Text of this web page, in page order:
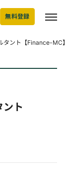
無料登録
タント【Finance-MC
ント